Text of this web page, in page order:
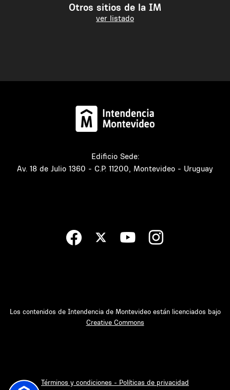
Otros sitios de la IM
ver listado
Edificio Sede:
Av. 18 de Julio 1360 - C.P. 11200, Montevideo - Uruguay
Los contenidos de Intendencia de Montevideo están licenciados bajo
Creative Commons
Términos y condiciones - Políticas de privacidad